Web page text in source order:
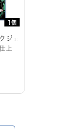
1個
ジェ
上